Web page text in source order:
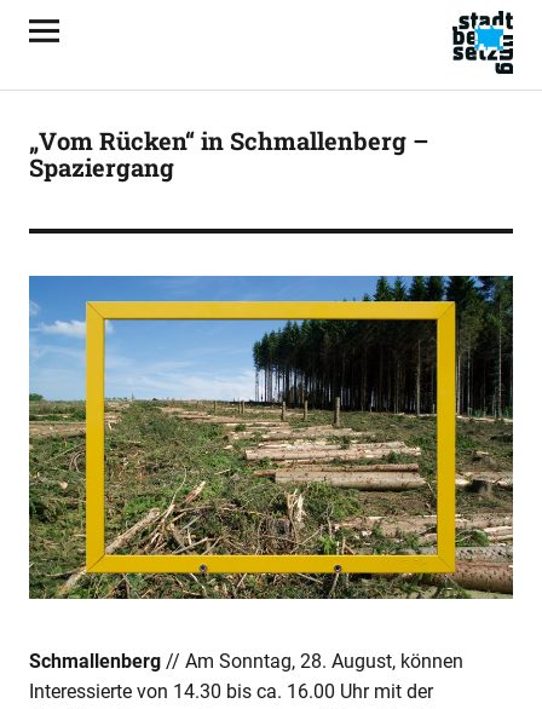
„Vom Rücken“ in Schmallenberg –
Spaziergang
Schmallenberg// Am Sonntag, 28. August, können
Interessierte von 14.30 bis ca. 16.00 Uhr mit der